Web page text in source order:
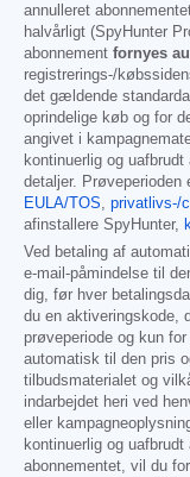
annulleret
halvårligt (SpyHunter
abonnement fornyes
registrerings-/
det gældende
oprindelige køb og for
angivet i
kontinuerlig og
detaljer. Prøveperioden
EULA/TOS, privatlivs-/
afinstallere SpyHunter,
Ved betaling af
e-mail-påmindelse til
dig, før hver
du en aktiveringskode,
prøveperiode og kun
automatisk til den pris
tilbudsmaterialet og
indarbejdet heri ved
eller
kontinuerlig og
abonnementet, vil du